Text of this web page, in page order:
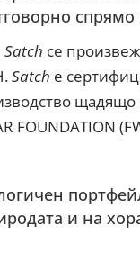
спрямо
Satch се
Satch е
щадящо
FOUNDATION
и на